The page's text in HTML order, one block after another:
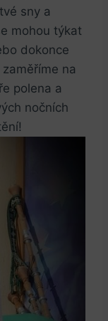
sny a
mohou týkat
dokonce
na
polena a
nočních